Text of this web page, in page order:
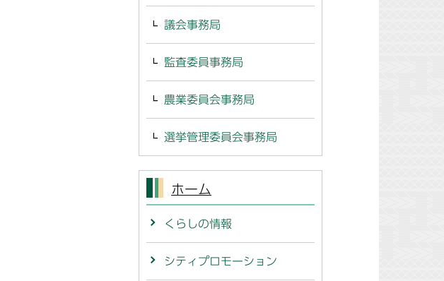
議会事務局
監査委員事務局
農業委員会事務局
選挙管理委員会事務局
ホーム
くらしの情報
シティプロモーション